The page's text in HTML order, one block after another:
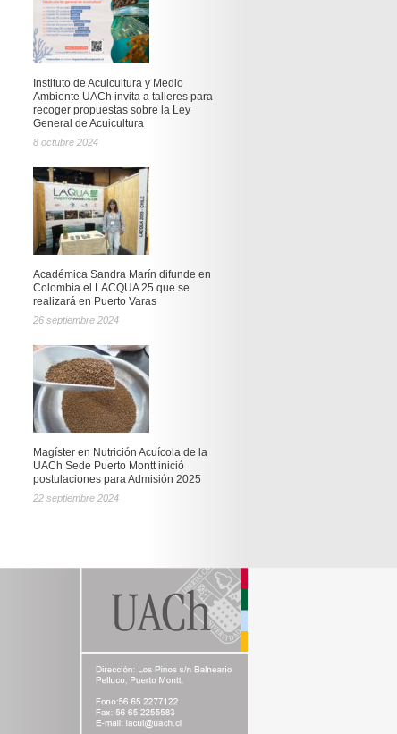
Instituto de Acuicultura y Medio
Ambiente UACh invita a talleres para
recoger propuestas sobre la Ley
General de Acuicultura
8 octubre 2024
Académica Sandra Marín difunde en
Colombia el LACQUA 25 que se
realizará en Puerto Varas
26 septiembre 2024
Magíster en Nutrición Acuícola de la
UACh Sede Puerto Montt inició
postulaciones para Admisión 2025
22 septiembre 2024